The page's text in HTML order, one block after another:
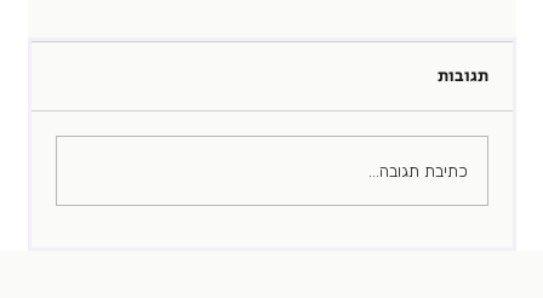
הממליץ שלא ביקשתם
תגובות
כתיבת תגובה...